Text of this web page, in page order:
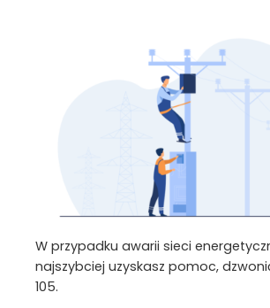
W przypadku awarii sieci
najszybciej uzyskasz pomoc,
105.